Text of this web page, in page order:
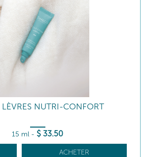
LÈVRES NUTRI-CONFORT
15 ml - $ 33.50
ACHETER